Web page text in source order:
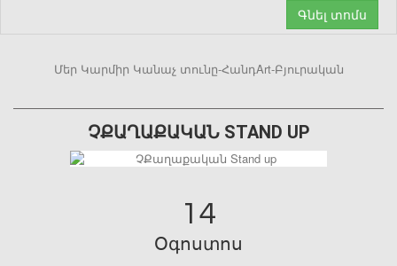
Գնել տոմս
Մեր Կարմիր Կանաչ տունը-ՀանդArt-Բյուրական
ՉՔԱՂԱՔԱԿԱՆ STAND UP
14
Օգոստոս